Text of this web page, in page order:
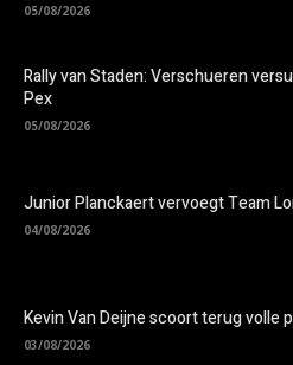
05/08/2026
Rally van Staden: Verschueren
Pex
05/08/2026
Junior Planckaert vervoegt Team
04/08/2026
Kevin Van Deijne scoort terug volle
03/08/2026